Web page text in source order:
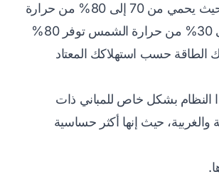
70 إلى 80% من حرارة
الشمس و40 إلى 30% من حرارة الشمس توفر 80%
الطاقة حسب استهلاكك المعتاد
النظام بشكل خاص للمباني ذات
والغربية، حيث إنها أكثر حساسية